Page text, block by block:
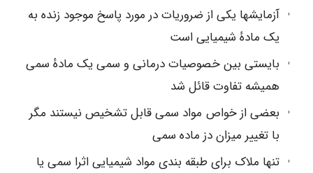
آزمایشها یکی از ضروریات در مورد پاسخ موجود زنده به
یک مادهٔ شیمیایی است
بایستی بین خصوصیات درمانی و سمی یک مادهٔ سمی
همیشه تفاوت قائل شد
بعضی از خواص مواد سمی قابل تشخیص نیستند مگر
با تغییر میزان دز ماده سمی
تنها ملاک برای طبقه‌ بندی مواد شیمیایی اثرا سمی یا